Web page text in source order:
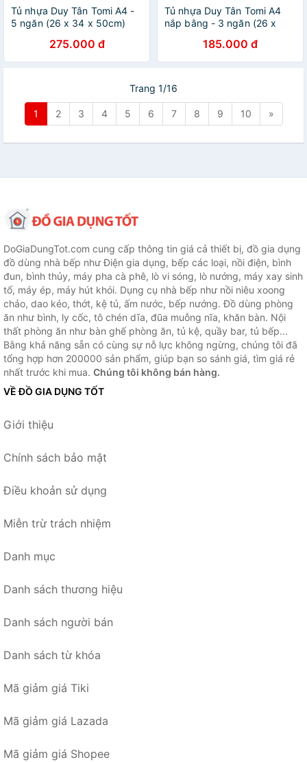
Tủ nhựa Duy Tân Tomi A4 -
5 ngăn (26 x 34 x 50cm)
275.000 đ
Tủ nhựa Duy Tân Tomi A4
nắp bằng - 3 ngăn (26 x
185.000 đ
Trang 1/16
1 2 3 4 5 6 7 8 9 10 »
DoGiaDungTot.com cung cấp thông tin giá cả thiết bị, đồ gia dụng
đồ dùng nhà bếp như Điện gia dụng, bếp các loại, nồi điện, bình
đun, bình thủy, máy pha cà phê, lò vi sóng, lò nướng, máy xay sinh
tố, máy ép, máy hút khói. Dụng cụ nhà bếp như nồi niêu xoong
chảo, dao kéo, thớt, kệ tủ, ấm nước, bếp nướng. Đồ dùng phòng
ăn như bình, ly cốc, tô chén dĩa, đũa muỗng nĩa, khăn bàn. Nội
thất phòng ăn như bàn ghế phòng ăn, tủ kệ, quầy bar, tủ bếp...
Bằng khả năng sẵn có cùng sự nỗ lực không ngừng, chúng tôi đã
tổng hợp hơn 200000 sản phẩm, giúp bạn so sánh giá, tìm giá rẻ
nhất trước khi mua. Chúng tôi không bán hàng.
VỀ ĐỒ GIA DỤNG TỐT
Giới thiệu
Chính sách bảo mật
Điều khoản sử dụng
Miễn trừ trách nhiệm
Danh mục
Danh sách thương hiệu
Danh sách người bán
Danh sách từ khóa
Mã giảm giá Tiki
Mã giảm giá Lazada
Mã giảm giá Shopee